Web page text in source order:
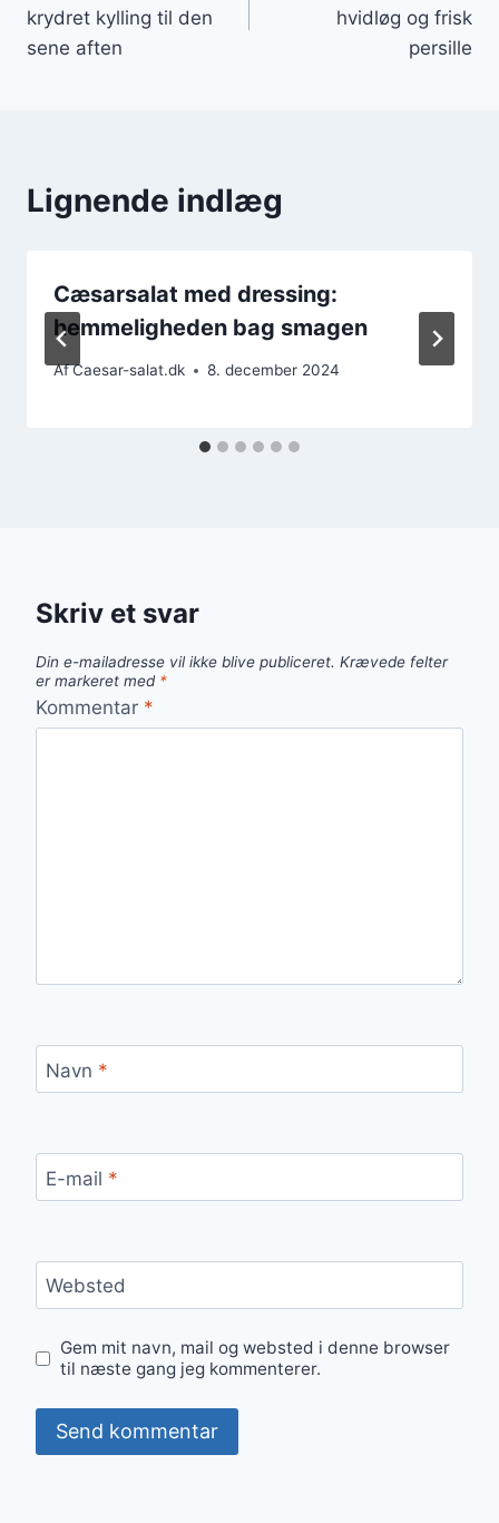
krydret kylling til den
sene aften
hvidløg og frisk
persille
Lignende indlæg
Cæsarsalat med dressing:
hemmeligheden bag smagen
AfCaesar-salat.dk 8. december 2024
Skriv et svar
Din e-mailadresse vil ikke blive publiceret. Krævede felter
er markeret med *
Kommentar *
Navn *
E-mail *
Websted
Gem mit navn, mail og websted i denne browser
til næste gang jeg kommenterer.